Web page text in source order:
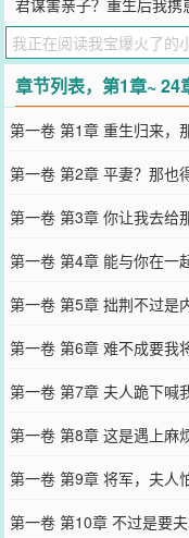
接手身体，醒来便要——
宠妾灭妻？做梦，妾就是
惊寒成为林依霜，踩着渣
女将军，手握重兵，一人
赶都赶不走的王爷。
您要是觉得《
夺我主母位
向您QQ群和微博微信里
章节列表，第1章~ 24
第一卷 第1章 重生归来，
第一卷 第2章 平妻？那也
第一卷 第3章 你让我去给
第一卷 第4章 能与你在一
第一卷 第5章 拙荆不过是
第一卷 第6章 难不成要我
第一卷 第7章 夫人跪下喊
第一卷 第8章 这是遇上麻
第一卷 第9章 将军，夫
第一卷 第10章 不过是要